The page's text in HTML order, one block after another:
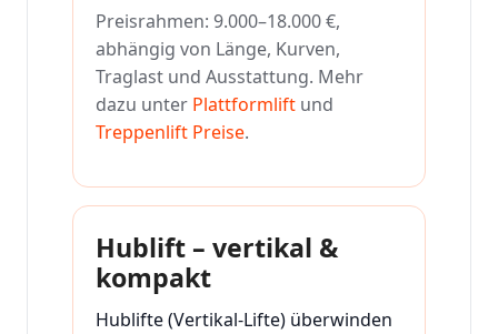
Preisrahmen: 9.000–18.000 €,
abhängig von Länge, Kurven,
Traglast und Ausstattung. Mehr
dazu unter Plattformlift und
Treppenlift Preise.
Hublift – vertikal &
kompakt
Hublifte (Vertikal-Lifte) überwinden